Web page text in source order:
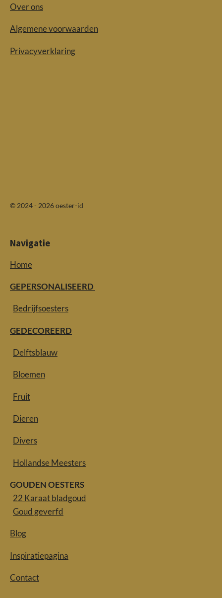
Over ons
Algemene voorwaarden
Privacyverklaring
© 2024 - 2026 oester-id
Navigatie
Home
GEPERSONALISEERD
Bedrijfsoesters
GEDECOREERD
Delftsblauw
Bloemen
Fruit
Dieren
Divers
Hollandse Meesters
GOUDEN OESTERS
22 Karaat bladgoud
Goud geverfd
Blog
Inspiratiepagina
Contact